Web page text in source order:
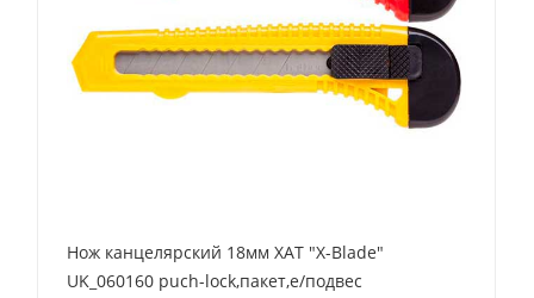
Нож канцелярский 18мм ХАТ "X-Blade"
UK_060160 puch-lock,пакет,е/подвес